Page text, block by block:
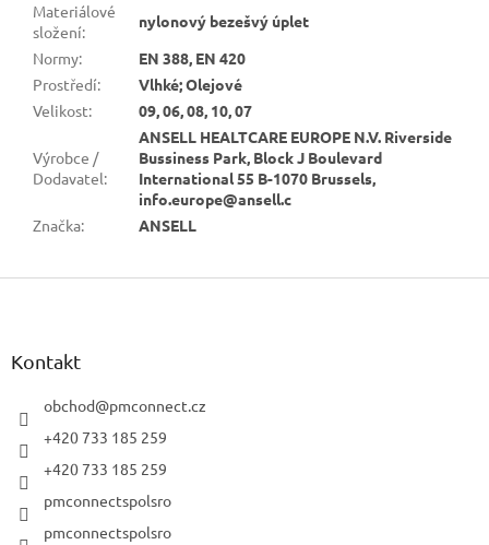
Materiálové
složení:
nylonový bezešvý úplet
Normy:
EN 388, EN 420
Prostředí:
Vlhké; Olejové
Velikost: 09, 06, 08, 10, 07
Výrobce /
Dodavatel:
ANSELL HEALTCARE EUROPE N.V. Riverside
Bussiness Park, Block J Boulevard
International 55 B-1070 Brussels,
info.europe@ansell.c
Značka: ANSELL
Z
Kontakt
obchod@pmconnect.cz
+420 733 185 259
+420 733 185 259
pmconnectspolsro
pmconnectspolsro